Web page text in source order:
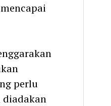
perlu
diadakan